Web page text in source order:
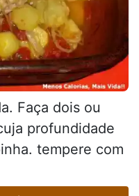
Faça dois ou
profundidade
tempere com